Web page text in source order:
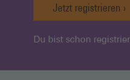
Jetzt registrieren
Du bist schon